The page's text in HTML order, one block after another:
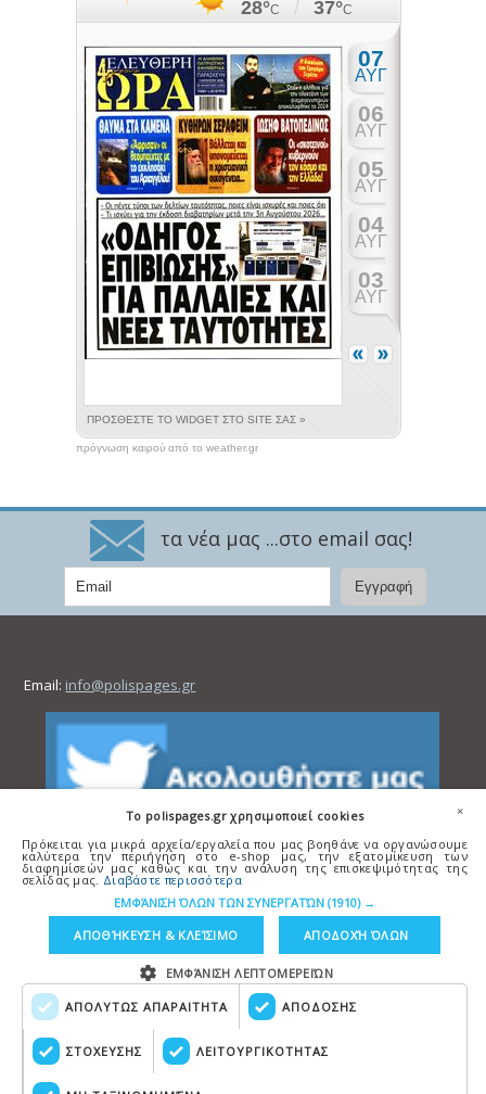
πρόγνωση καιρού από το weather.gr
τα νέα μας ...στο email σας!
Email: info@polispages.gr
Copyright © polispages.gr Κατασκευή ιστοσελίδων
×
To polispages.gr χρησιμοποιεί cookies
Πρόκειται για μικρά αρχεία/εργαλεία που μας βοηθάνε να οργανώσουμε
καλύτερα την περιήγηση στο e-shop μας, την εξατομίκευση των
διαφημίσεών μας καθώς και την ανάλυση της επισκεψιμότητας της
σελίδας μας. Διαβάστε περισσότερα
ΕΜΦΆΝΙΣΗ ΌΛΩΝ ΤΩΝ ΣΥΝΕΡΓΑΤΏΝ (1910) →
ΑΠΟΛΥΤΩΣ ΑΠΑΡΑΙΤΗΤΑ ΑΠΟΔΟΣΗΣ
ΣΤΟΧΕΥΣΗΣ ΛΕΙΤΟΥΡΓΙΚΟΤΗΤΑΣ
ΑΠΟΘΉΚΕΥΣΗ & ΚΛΕΊΣΙΜΟ ΑΠΟΔΟΧΉ ΌΛΩΝ
ΕΜΦΆΝΙΣΗ ΛΕΠΤΟΜΕΡΕΙΏΝ